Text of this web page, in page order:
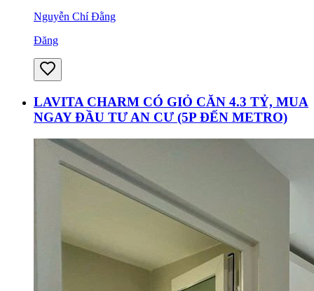
Nguyễn Chí Đằng
Đăng
LAVITA CHARM CÓ GIỎ CĂN 4.3 TỶ, MUA
NGAY ĐẦU TƯ AN CƯ (5P ĐẾN METRO)